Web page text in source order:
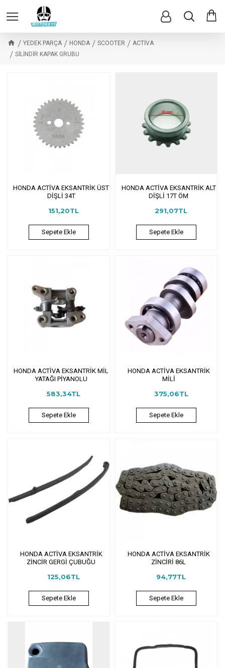
YEDEK PARÇA HONDA SCOOTER
ACTİVA
SİLİNDİR KAPAK GRUBU
HONDA ACTİVA EKSANTRİK ÜST
DİŞLİ 34T
151,20TL
Sepete Ekle
HONDA ACTİVA EKSANTRİK ALT
DİŞLİ 17T ÖM
291,07TL
Sepete Ekle
HONDA ACTİVA EKSANTRİK MİL
YATAĞI PİYANOLU
583,34TL
Sepete Ekle
HONDA ACTİVA EKSANTRİK
MİLİ
375,06TL
Sepete Ekle
HONDA ACTİVA EKSANTRİK
ZİNCİR GERGİ ÇUBUĞU
125,06TL
Sepete Ekle
HONDA ACTİVA EKSANTRİK
ZİNCİRİ 86L
94,77TL
Sepete Ekle